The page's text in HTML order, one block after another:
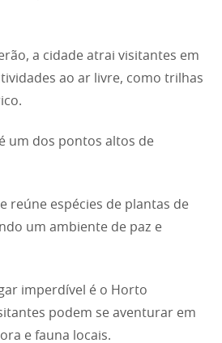
a cidade atrai visitantes em
ao ar livre, como trilhas
um dos pontos altos de
reúne espécies de plantas de
um ambiente de paz e
imperdível é o Horto
podem se aventurar em
e fauna locais.